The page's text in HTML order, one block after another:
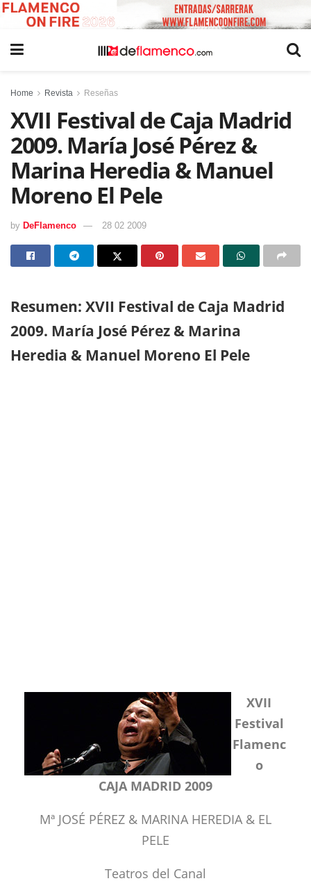
Home Revista Reseñas
XVII Festival de Caja Madrid
2009. María José Pérez &
Marina Heredia & Manuel
Moreno El Pele
by DeFlamenco 28 02 2009
Resumen: XVII Festival de Caja Madrid
2009. María José Pérez & Marina
Heredia & Manuel Moreno El Pele
XVII
Festival
Flamenc
o
CAJA MADRID 2009
Mª JOSÉ PÉREZ & MARINA HEREDIA & EL
PELE
Teatros del Canal